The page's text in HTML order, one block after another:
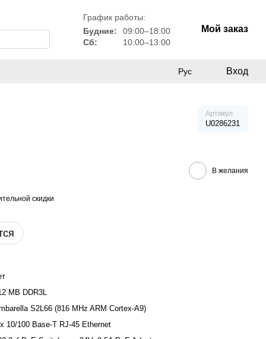
График работы:
Будние:
09:00–18:00
Сб:
10:00–13:00
Мой заказ
Рус Вход
Артикул
U0286231
В желания
скидки
MB DDR3L
S2L66 (816 MHz ARM Cortex-A9)
10/100 Base-T RJ-45 Ethernet